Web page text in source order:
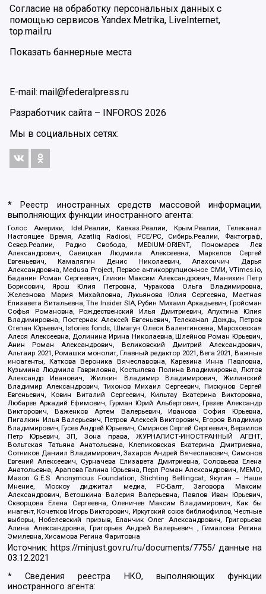
Согласие на обработку персональных данных с
помощью сервисов Yandex.Metrika, LiveInternet,
top.mail.ru
Показать баннерные места
E-mail: mail@federalpress.ru
Разработчик сайта –
INFOROS 2026
Мы в социальных сетях:
* Реестр иностранных средств массовой информации,
выполняющих функции иностранного агента:
Голос Америки, Idel.Реалии, Кавказ.Реалии, Крым.Реалии, Телеканал
Настоящее Время, Azatliq Radiosi, PCE/PC, Сибирь.Реалии, Фактограф,
Север.Реалии, Радио Свобода, MEDIUM-ORIENT, Пономарев Лев
Александрович, Савицкая Людмила Алексеевна, Маркелов Сергей
Евгеньевич, Камалягин Денис Николаевич, Апахончич Дарья
Александровна, Medusa Project, Первое антикоррупционное СМИ, VTimes.io,
Баданин Роман Сергеевич, Гликин Максим Александрович, Маняхин Петр
Борисович, Ярош Юлия Петровна, Чуракова Ольга Владимировна,
Железнова Мария Михайловна, Лукьянова Юлия Сергеевна, Маетная
Елизавета Витальевна, The Insider SIA, Рубин Михаил Аркадьевич, Гройсман
Софья Романовна, Рождественский Илья Дмитриевич, Апухтина Юлия
Владимировна, Постернак Алексей Евгеньевич, Телеканал Дождь, Петров
Степан Юрьевич, Istories fonds, Шмагун Олеся Валентиновна, Мароховская
Алеся Алексеевна, Долинина Ирина Николаевна, Шлейнов Роман Юрьевич,
Анин Роман Александрович, Великовский Дмитрий Александрович,
Альтаир 2021, Ромашки монолит, Главный редактор 2021, Вега 2021, Важные
иноагенты, Каткова Вероника Вячеславовна, Карезина Инна Павловна,
Кузьмина Людмила Гавриловна, Костылева Полина Владимировна, Лютов
Александр Иванович, Жилкин Владимир Владимирович, Жилинский
Владимир Александрович, Тихонов Михаил Сергеевич, Пискунов Сергей
Евгеньевич, Ковин Виталий Сергеевич, Кильтау Екатерина Викторовна,
Любарев Аркадий Ефимович, Гурман Юрий Альбертович, Грезев Александр
Викторович, Важенков Артем Валерьевич, Иванова София Юрьевна,
Пигалкин Илья Валерьевич, Петров Алексей Викторович, Егоров Владимир
Владимирович, Гусев Андрей Юрьевич, Смирнов Сергей Сергеевич, Верзилов
Петр Юрьевич, ЗП, Зона права, ЖУРНАЛИСТ-ИНОСТРАННЫЙ АГЕНТ,
Вольтская Татьяна Анатольевна, Клепиковская Екатерина Дмитриевна,
Сотников Даниил Владимирович, Захаров Андрей Вячеславович, Симонов
Евгений Алексеевич, Сурначева Елизавета Дмитриевна, Соловьева Елена
Анатольевна, Арапова Галина Юрьевна, Перл Роман Александрович, МЕМО,
Mason G.E.S. Anonymous Foundation, Stichting Bellingcat, Якутия – Наше
Мнение, Москоу диджитал медиа, РС-Балт, Заговора Максим
Александрович, Ветошкина Валерия Валерьевна, Павлов Иван Юрьевич,
Скворцова Елена Сергеевна, Оленичев Максим Владимирович, Как бы
инагент, Кочетков Игорь Викторович, Иркутский союз библиофилов, Честные
выборы, Нобелевский призыв, Еланчик Олег Александрович, Григорьева
Алина Александровна, Григорьев Андрей Валерьевич , Гималова Регина
Эмилевна, Хисамова Регина Фаритовна
Источник: https://minjust.gov.ru/ru/documents/7755/ данные на
03.12.2021
* Сведения реестра НКО, выполняющих функции
иностранного агента: